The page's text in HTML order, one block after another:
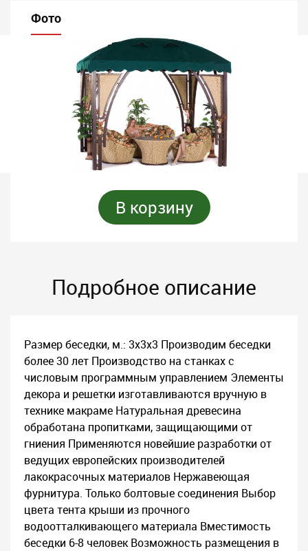
Фото
В корзину
Подробное описание
Размер беседки, м.: 3х3х3 Производим беседки
более 30 лет Производство на станках с
числовым программным управлением Элементы
декора и решетки изготавливаются вручную в
технике макраме Натуральная древесина
обработана пропитками, защищающими от
гниения Применяются новейшие разработки от
ведущих европейских производителей
лакокрасочных материалов Нержавеющая
фурнитура. Только болтовые соединения Выбор
цвета тента крыши из прочного
водоотталкивающего материала Вместимость
беседки 6-8 человек Возможность размещения в